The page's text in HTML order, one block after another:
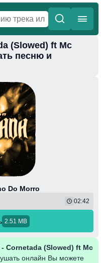
(Slowed) ft Mc
песню и
Do Morro
02:42
2.51 MB
Cornetada (Slowed) ft Mc
онлайн Вы можете